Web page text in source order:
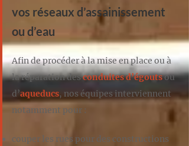
vos réseaux d’assainissement
ou d’eau
Afin de procéder à la mise en place ou à
la réparation desconduites d’égoutsou
d’aqueducs, nos équipes interviennent
notamment pour :
couper les rues pour des constructions